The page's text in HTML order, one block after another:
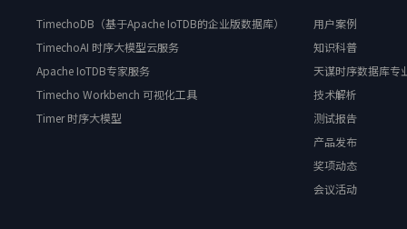
TimechoDB（基于Apache IoTDB的企业版数据库）
TimechoAI 时序大模型云服务
Apache IoTDB专家服务
Timecho Workbench 可视化工具
Timer 时序大模型
用户案例
知识科普
天谋时序数据库专
技术解析
测试报告
产品发布
奖项动态
会议活动